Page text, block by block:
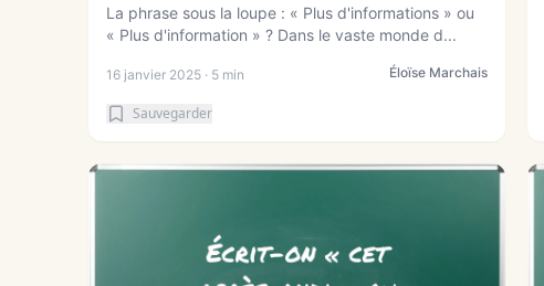
La phrase sous la loupe : « Plus d'informations » ou
« Plus d'information » ? Dans le vaste monde d...
16 janvier 2025 · 5 min Éloïse Marchais
Sauvegarder